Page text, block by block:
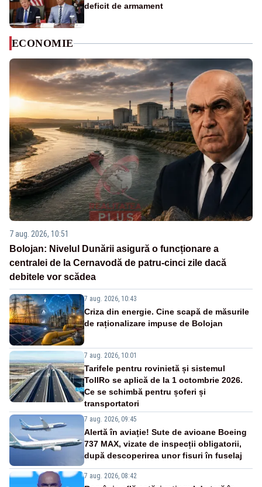
deficit de armament
ECONOMIE
7 aug. 2026, 10:51
Bolojan: Nivelul Dunării asigură o funcționare a
centralei de la Cernavodă de patru-cinci zile dacă
debitele vor scădea
7 aug. 2026, 10:43
Criza din energie. Cine scapă de măsurile
de raționalizare impuse de Bolojan
7 aug. 2026, 10:01
Tarifele pentru rovinietă și sistemul
TollRo se aplică de la 1 octombrie 2026.
Ce se schimbă pentru șoferi și
transportatori
7 aug. 2026, 09:45
Alertă în aviație! Sute de avioane Boeing
737 MAX, vizate de inspecții obligatorii,
după descoperirea unor fisuri în fuselaj
7 aug. 2026, 08:42